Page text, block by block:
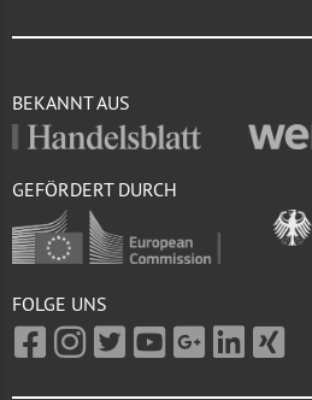
BEKANNT AUS
GEFÖRDERT DURCH
FOLGE UNS